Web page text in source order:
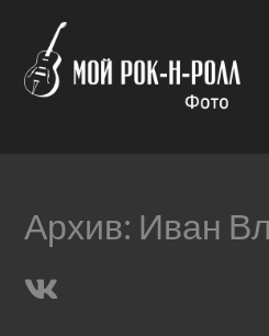
Архив: Иван